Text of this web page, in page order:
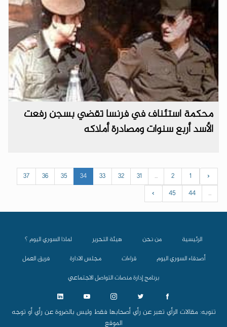
محكمة استئناف في فرنسا تقضي بسجن رفعت
الأسد أربع سنوات ومصادرة أملاكه
‹
1
2
...
31
32
33
34
35
36
37
...
44
45
›
الرئيسية من نحن هيئة التحرير
لماذا السوري اليوم ؟
أصدقاء السوري اليوم
قراءات مجلس الادارة
فريق العمل
برنامج إدارة منصات التواصل الاجتماعي
تنويه: مقالات الرأي تعبر عن رأي أصحابها فقط وليس بالضروة عن رأي أو توجه
الموقع